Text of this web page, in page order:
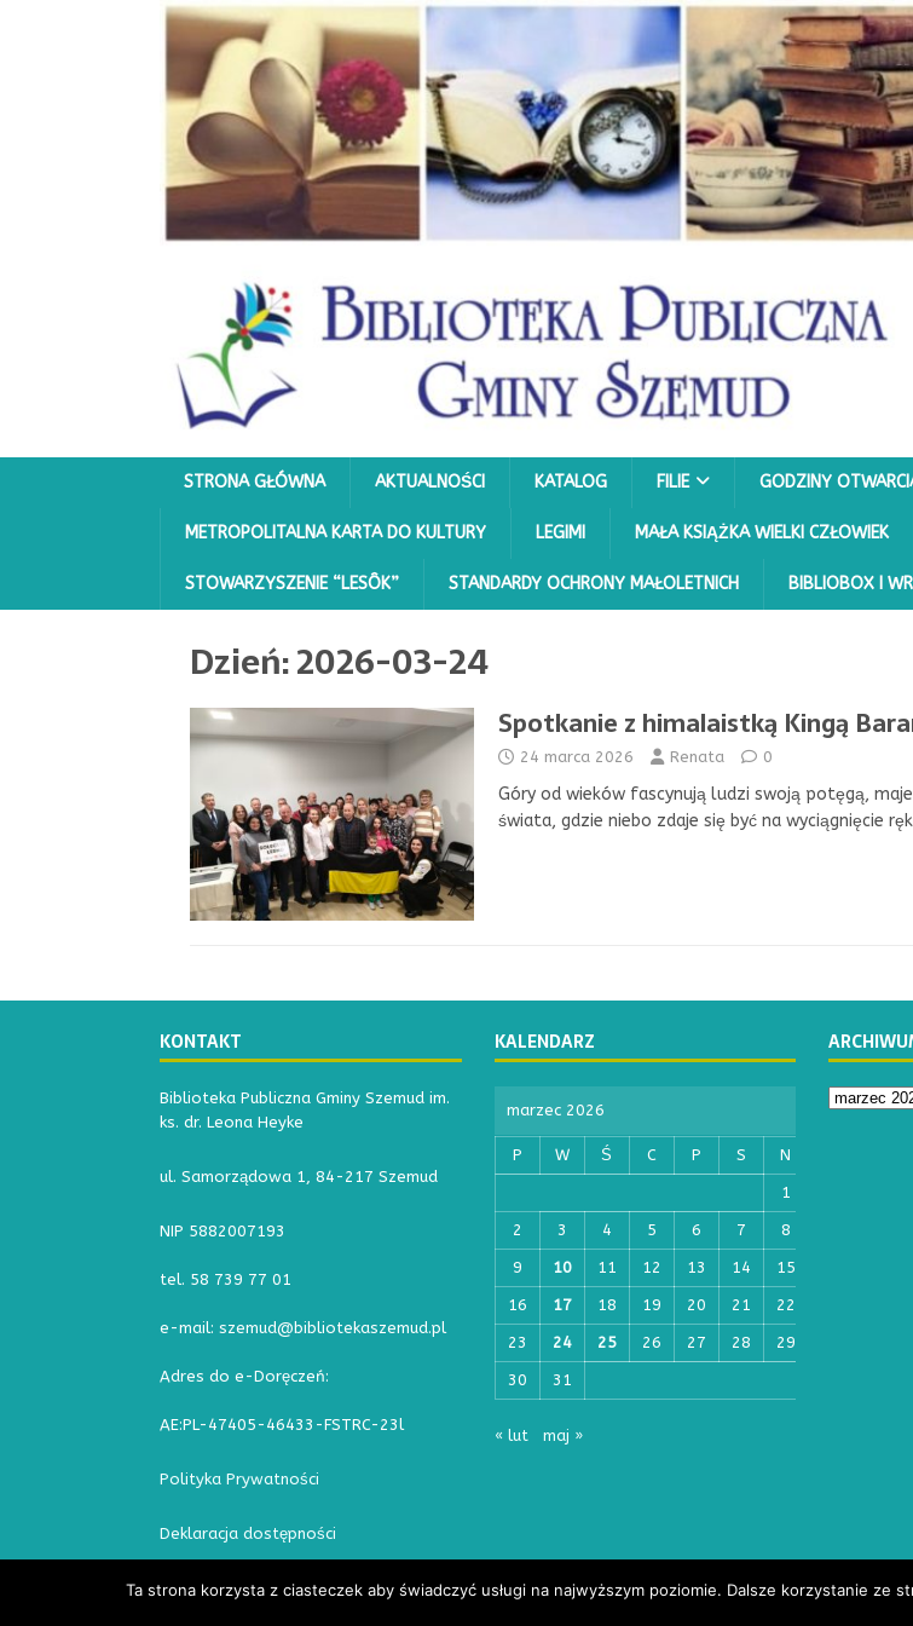
STRONA GŁÓWNA AKTUALNOŚCI KATALOG FILIE GODZINY
METROPOLITALNA KARTA DO KULTURY LEGIMI MAŁA KSIĄŻKA WIELKI CZŁOWIEK
STOWARZYSZENIE “LESÔK” STANDARDY OCHRONY MAŁOLETNICH BIBLIOBOX I
Dzień:2026-03-24
Spotkanie z himalaistką Kingą
24 marca 2026 Renata 0
Góry od wieków fascynują ludzi swoją potęgą,
świata, gdzie niebo zdaje się być na wyciągnięcie
KONTAKT
Biblioteka Publiczna Gminy Szemud im.
ks. dr. Leona Heyke
ul. Samorządowa 1, 84-217 Szemud
NIP 5882007193
tel. 58 739 77 01
e-mail: szemud@bibliotekaszemud.pl
Adres do e-Doręczeń:
AE:PL-47405-46433-FSTRC-23l
Polityka Prywatności
Deklaracja dostępności
KALENDARZ
marzec 2026
P W Ś C P S N
1
2 3 4 5 6 7 8
9 10 11 12 13 14 15
16 17 18 19 20 21 22
23 24 25 26 27 28 29
30 31
« lut maj »
Copyright © 2026 | WordPress Theme by MH Themes
Ta strona korzysta z ciasteczek aby świadczyć usługi na najwyższym poziomie. Dalsze korzystanie ze